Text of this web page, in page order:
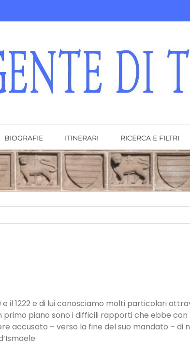
BIOGRAFIE ITINERARI RICERCA E FILTRI
e il 1222 e di lui conosciamo molti particolari
primo piano sono i difficili rapporti che ebbe
accusato – verso la fine del suo mandato – di